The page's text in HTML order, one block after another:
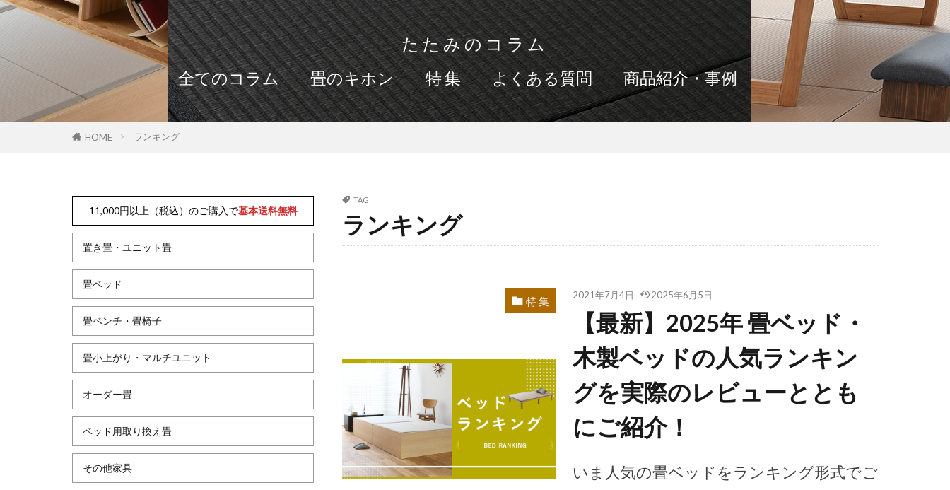
たたみのコラム
全てのコラム 畳のキホン 特 集 よくある質問 商品紹介・事例
HOME ランキング
TAG
ランキング
特 集 2021年7月4日 2025年6月5日
【最新】2025年 畳ベッド・
木製ベッドの人気ランキン
グを実際のレビューととも
にご紹介！
いま人気の畳ベッドをランキング形式でご
11,000円以上（税込）のご購入で基本送料無料
置き畳・ユニット畳
畳ベッド
畳ベンチ・畳椅子
畳小上がり・マルチユニット
オーダー畳
ベッド用取り換え畳
その他家具